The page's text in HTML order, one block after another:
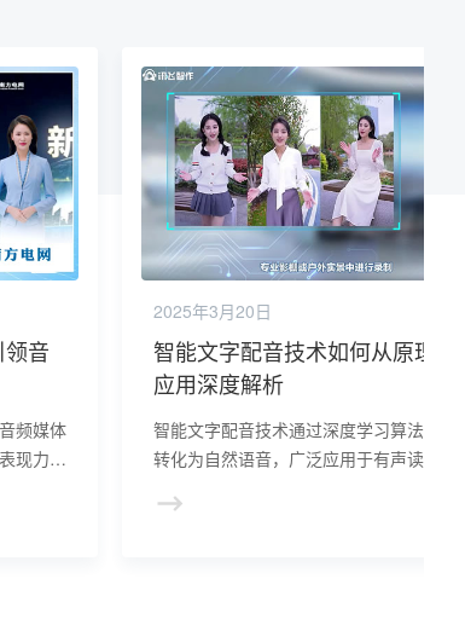
领音
频媒体
现力，
2025年3月20日
智能文字配音技术如何从原理到
应用深度解析
智能文字配音技术通过深度学习算法将文
转化为自然语音，广泛应用于有声读物、
频内容创作，前景广阔。